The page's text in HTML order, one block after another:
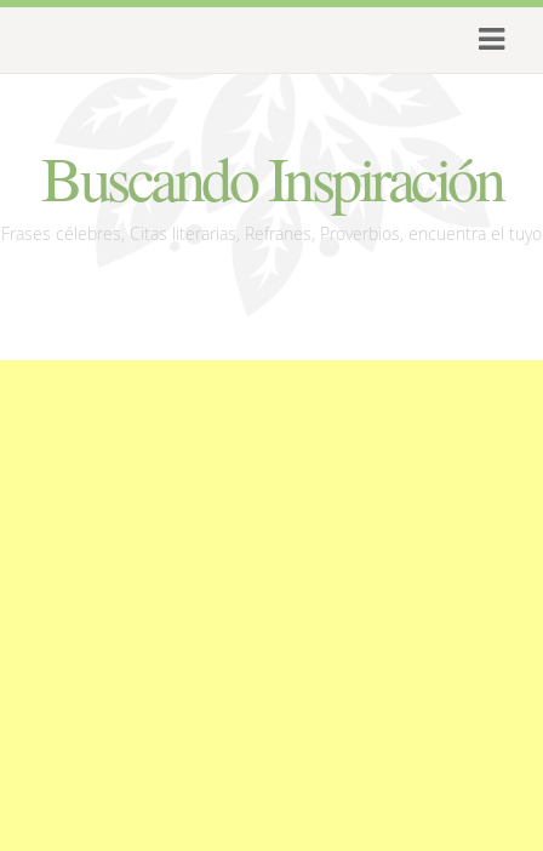
Buscando Inspiración
Frases célebres, Citas literarias, Refranes, Proverbios, encuentra el tuyo